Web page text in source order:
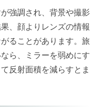
強調され、背景や撮影
、顔よりレンズの情報
ることがあります。旅
ら、ミラーを弱めにす
反射面積を減らすとま